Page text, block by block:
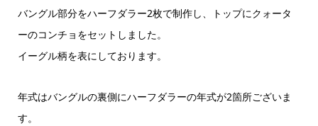
バングル部分をハーフダラー2枚で制作し、トップにクォータ
ーのコンチョをセットしました。
イーグル柄を表にしております。
年式はバングルの裏側にハーフダラーの年式が2箇所ございま
す。